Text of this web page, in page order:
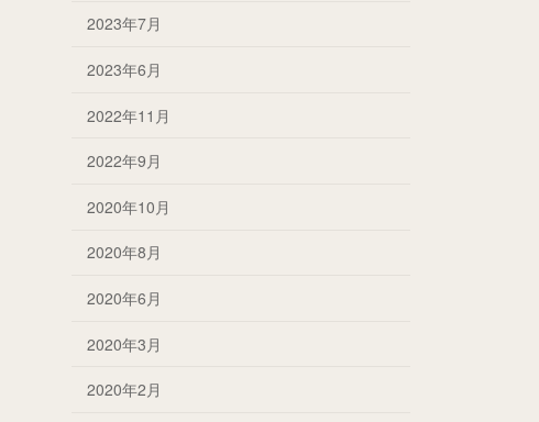
2023年7月
2023年6月
2022年11月
2022年9月
2020年10月
2020年8月
2020年6月
2020年3月
2020年2月